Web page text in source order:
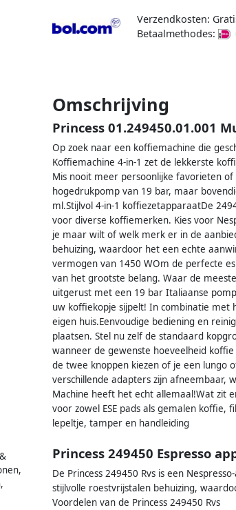
Verzendkosten:
Betaalmethodes:
Omschrijving
Princess 01.249450.01.001
Op zoek naar een koffiemachine die
Koffiemachine 4-in-1 zet de lekkerste
Mis nooit meer persoonlijke favorieten
hogedrukpomp van 19 bar, maar
ml.Stijlvol 4-in-1 koffiezetapparaatDe
voor diverse koffiemerken. Kies voor
je maar wilt of welk merk er in de
behuizing, waardoor het een echte
vermogen van 1450 WOm de perfecte
van het grootste belang. Waar de
uitgerust met een 19 bar Italiaanse
uw koffiekopje sijpelt! In combinatie met
eigen huis.Eenvoudige bediening en
plaatsen. Stel nu zelf de standaard
wanneer de gewenste hoeveelheid
de twee knoppen kiezen of je een lungo
verschillende adapters zijn afneembaar,
Machine heeft het echt allemaal!Wat zit
voor zowel ESE pads als gemalen
lepeltje, tamper en handleiding
Princess 249450 Espresso
De Princess 249450 Rvs is een
stijlvolle roestvrijstalen behuizing,
Voordelen van de Princess 249450 Rvs